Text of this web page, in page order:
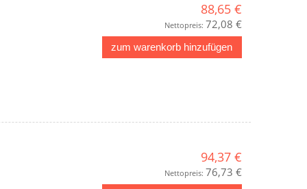
88,65 €
Nettopreis: 72,08 €
zum warenkorb hinzufügen
94,37 €
Nettopreis: 76,73 €